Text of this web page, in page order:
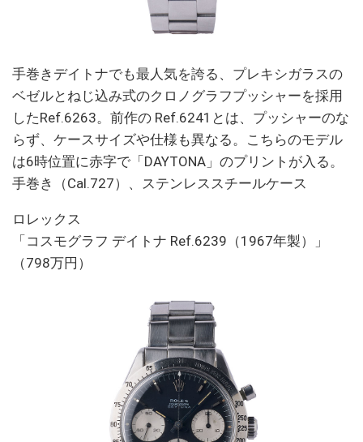
手巻きデイトナでも最人気を誇る、プレキシガラスの
ベゼルとねじ込み式のクロノグラフプッシャーを採用
したRef.6263。前作の Ref.6241とは、プッシャーのな
らず、ケースサイズや仕様も異なる。こちらのモデル
は6時位置に赤字で「DAYTONA」のプリントが入る。
手巻き（Cal.727）、ステンレススチールケース
ロレックス
「コスモグラフ デイトナ Ref.6239（1967年製）」
（798万円）